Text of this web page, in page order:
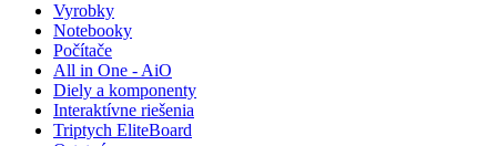
Vyrobky
Notebooky
Počítače
All in One - AiO
Diely a komponenty
Interaktívne riešenia
Triptych EliteBoard